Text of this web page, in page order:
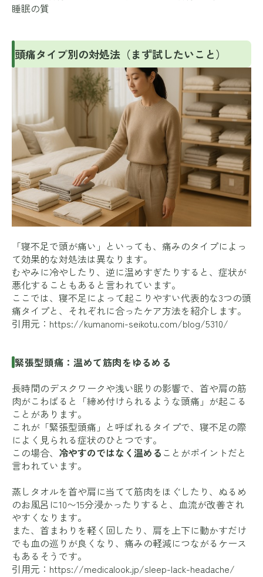
睡眠の質
頭痛タイプ別の対処法（まず試したいこと）
「寝不足で頭が痛い」といっても、痛みのタイプによっ
て効果的な対処法は異なります。
むやみに冷やしたり、逆に温めすぎたりすると、症状が
悪化することもあると言われています。
ここでは、寝不足によって起こりやすい代表的な3つの頭
痛タイプと、それぞれに合ったケア方法を紹介します。
引用元： https://kumanomi-seikotu.com/blog/5310/
緊張型頭痛：温めて筋肉をゆるめる
長時間のデスクワークや浅い眠りの影響で、首や肩の筋
肉がこわばると「締め付けられるような頭痛」が起こる
ことがあります。
これが「緊張型頭痛」と呼ばれるタイプで、寝不足の際
によく見られる症状のひとつです。
この場合、 冷やすのではなく温める ことがポイントだと
言われています。
蒸しタオルを首や肩に当てて筋肉をほぐしたり、ぬるめ
のお風呂に10〜15分浸かったりすると、血流が改善され
やすくなります。
また、首まわりを軽く回したり、肩を上下に動かすだけ
でも血の巡りが良くなり、痛みの軽減につながるケース
もあるそうです。
引用元： https://medicalook.jp/sleep-lack-headache/